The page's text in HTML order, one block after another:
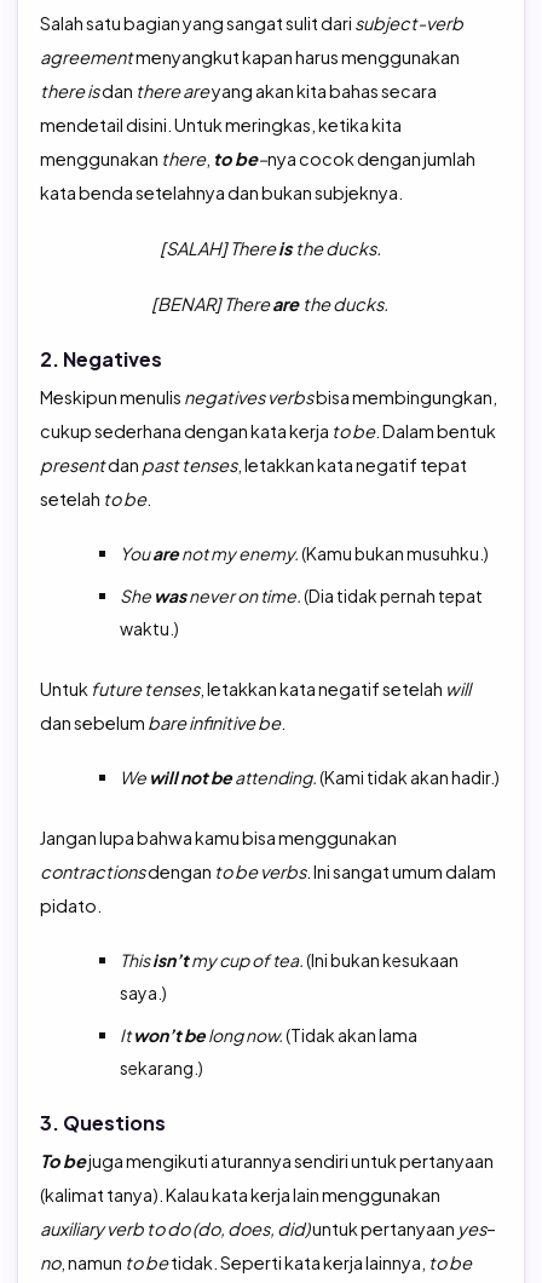
Salah satu bagian yang sangat sulit dari subject-verb
agreementmenyangkut kapan harus menggunakan
there isdan there areyang akan kita bahas secara
mendetail disini. Untuk meringkas, ketika kita
menggunakan there, to be–nya cocok dengan jumlah
kata benda setelahnya dan bukan subjeknya.
[SALAH] Thereisthe ducks.
[BENAR] Thereare the ducks.
2. Negatives
Meskipun menulis negatives verbsbisa membingungkan,
cukup sederhana dengan kata kerja tobe. Dalam bentuk
presentdan past tenses, letakkan kata negatif tepat
setelah tobe.
Youarenot my enemy. (Kamu bukan musuhku.)
She wasnever on time. (Dia tidak pernah tepat
waktu.)
Untuk future tenses, letakkan kata negatif setelah will
dan sebelum bareinfinitivebe.
We willnotbeattending. (Kami tidak akan hadir.)
Jangan lupa bahwa kamu bisa menggunakan
contractionsdengan tobe verbs. Ini sangat umum dalam
pidato.
Thisisn’tmy cup of tea. (Ini bukan kesukaan
saya.)
Itwon’t belong now.(Tidak akan lama
sekarang.)
3. Questions
To bejuga mengikuti aturannya sendiri untuk pertanyaan
(kalimat tanya). Kalau kata kerja lain menggunakan
auxiliary verb todo (do, does, did)untuk pertanyaan yes–
no, namun tobetidak. Seperti kata kerja lainnya, tobe